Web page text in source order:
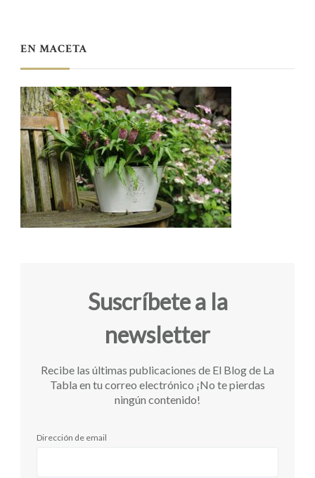
EN MACETA
Suscríbete a la
newsletter
Recibe las últimas publicaciones de El Blog de La
Tabla en tu correo electrónico ¡No te pierdas
ningún contenido!
Dirección de email